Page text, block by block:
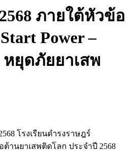
ภายใต้หัวข้อ
Power –
หยุดภัยยาเสพ
โรงเรียนดำรงราษฎร์
านยาเสพติดโลก ประจำปี 2568